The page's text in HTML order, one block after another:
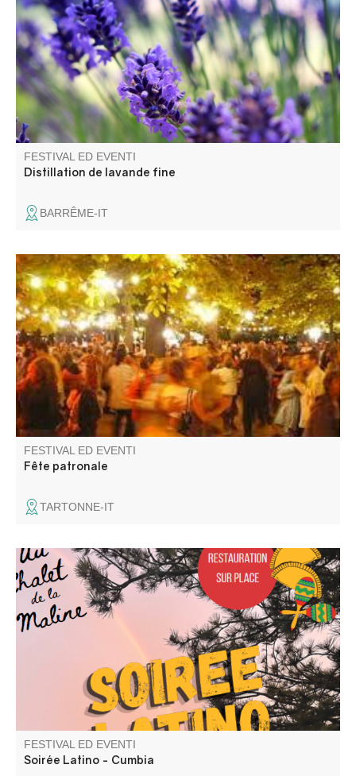
démonstration de distillation de lavande fine dans les
alambics à vapeur au cœur du jardin du musée
intercommunal de la Distillerie.
FESTIVAL ED EVENTI
Distillation de lavande fine
BARRÊME-IT
Concours de boules et bal les jeudi, vendredi et samedi.
Paëlla le vendredi, aïoli le samedi.
FESTIVAL ED EVENTI
Fête patronale
TARTONNE-IT
Venez passer une bonne soirée Latino-Cumbia au Chalet
de la Maline avec DJ Uman ! Nous vous attendons
nombreux
FESTIVAL ED EVENTI
Soirée Latino - Cumbia